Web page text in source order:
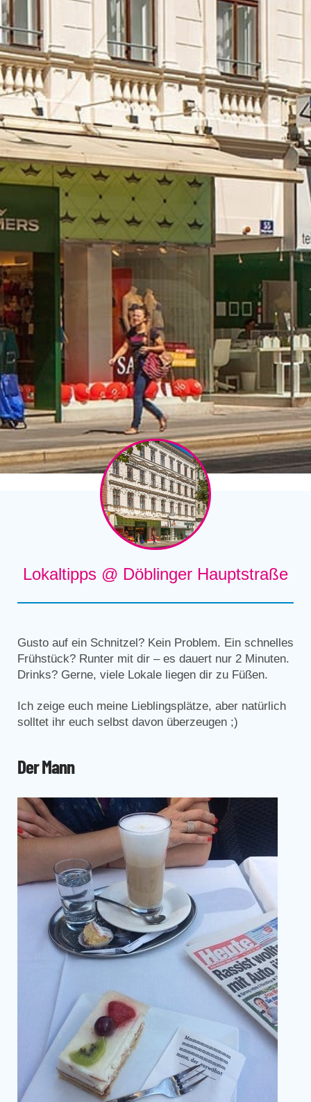
Lokaltipps @ Döblinger Hauptstraße
Gusto auf ein Schnitzel? Kein Problem. Ein schnelles
Frühstück? Runter mit dir – es dauert nur 2 Minuten.
Drinks? Gerne, viele Lokale liegen dir zu Füßen.
Ich zeige euch meine Lieblingsplätze, aber natürlich
solltet ihr euch selbst davon überzeugen ;)
Der Mann